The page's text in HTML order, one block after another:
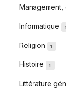
Informatique 1
Religion 1
Histoire 1
Littérature